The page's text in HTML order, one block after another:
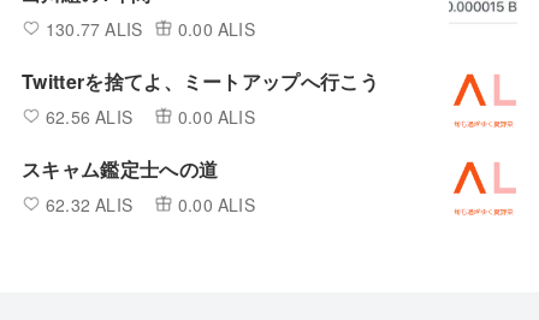
130.77 ALIS 0.00 ALIS
Twitterを捨てよ、ミートアップへ行こう
62.56 ALIS 0.00 ALIS
スキャム鑑定士への道
62.32 ALIS 0.00 ALIS